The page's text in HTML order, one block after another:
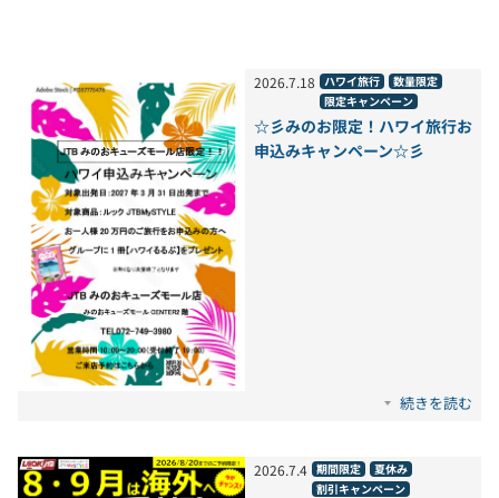
2026.7.18 ハワイ旅行
数量限定
限定キャンペーン
☆彡みのお限定！ハワイ旅行お
申込みキャンペーン☆彡
続きを読む
2026.7.4 期間限定
夏休み
割引キャンペーン